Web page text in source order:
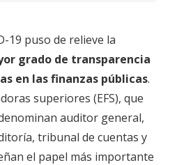
19 puso de relieve la
grado de transparencia
en las finanzas públicas.
superiores (EFS), que
auditor general,
tribunal de cuentas y
el papel más importante